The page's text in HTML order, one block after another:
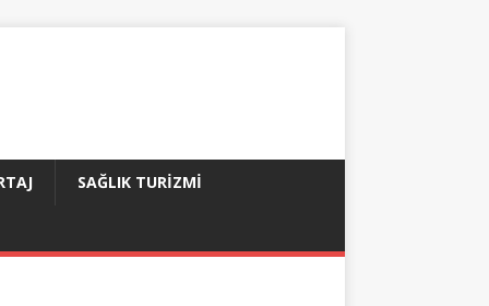
SAĞLIK TURIZMI